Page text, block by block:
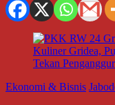
Ekonomi & Bisnis